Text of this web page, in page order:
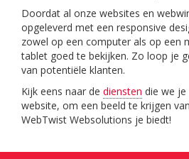
Doordat al onze websites en
opgeleverd met een responsive
zowel op een computer als op een
tablet goed te bekijken. Zo loop je
van potentiële klanten.
Kijk eens naar de diensten die we je
website, om een beeld te krijgen
WebTwist Websolutions je biedt!